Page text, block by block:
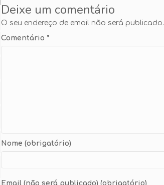
Deixe um comentário
O seu endereço de email não será publicado.
Comentário *
Nome (obrigatório)
Email (não será publicado) (obrigatório)